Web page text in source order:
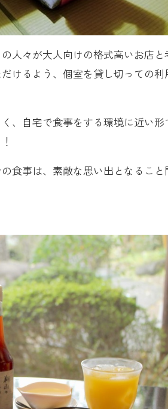
人々が大人向けの格式高いお店と
けるよう、個室を貸し切っての利
、自宅で食事をする環境に近い形
食事は、素敵な思い出となること